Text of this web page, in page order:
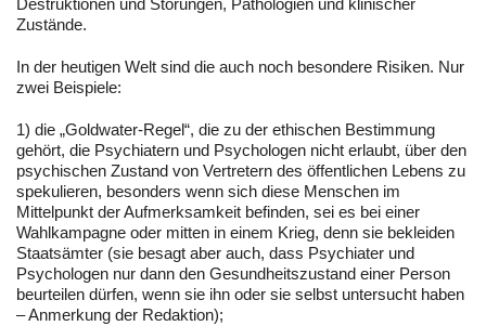
Destruktionen und Störungen, Pathologien und klinischer
Zustände.
In der heutigen Welt sind die auch noch besondere Risiken. Nur
zwei Beispiele:
1) die „Goldwater-Regel“, die zu der ethischen Bestimmung
gehört, die Psychiatern und Psychologen nicht erlaubt, über den
psychischen Zustand von Vertretern des öffentlichen Lebens zu
spekulieren, besonders wenn sich diese Menschen im
Mittelpunkt der Aufmerksamkeit befinden, sei es bei einer
Wahlkampagne oder mitten in einem Krieg, denn sie bekleiden
Staatsämter (sie besagt aber auch, dass Psychiater und
Psychologen nur dann den Gesundheitszustand einer Person
beurteilen dürfen, wenn sie ihn oder sie selbst untersucht haben
– Anmerkung der Redaktion);